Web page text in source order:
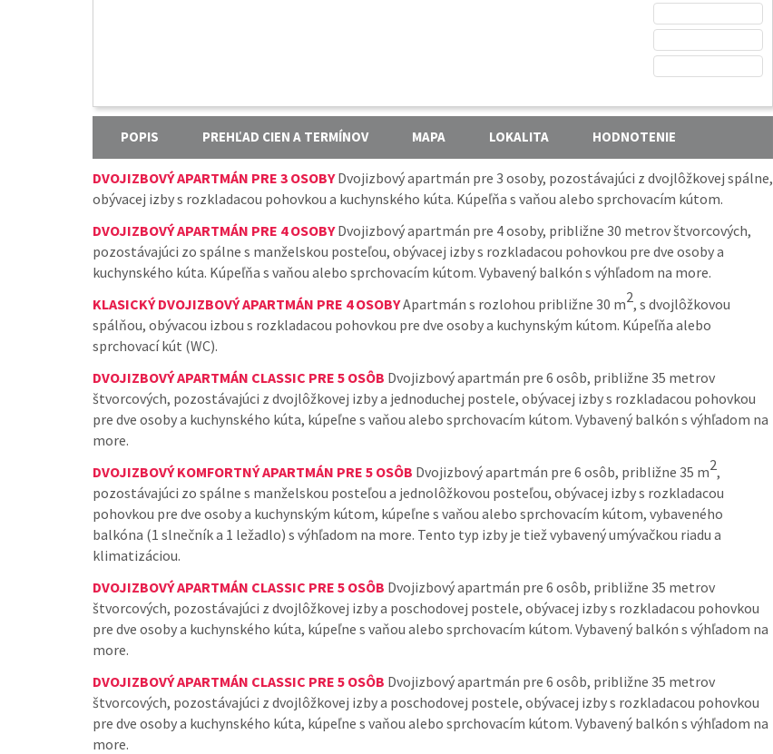
POPIS PREHĽAD CIEN A TERMÍNOV MAPA LOKALITA HODNOTENIE
DVOJIZBOVÝ APARTMÁN PRE 3 OSOBYDvojizbový apartmán pre 3 osoby, pozostávajúci z dvojlôžkovej spálne,
obývacej izby s rozkladacou pohovkou a kuchynského kúta. Kúpeľňa s vaňou alebo sprchovacím kútom.
DVOJIZBOVÝ APARTMÁN PRE 4 OSOBYDvojizbový apartmán pre 4 osoby, približne 30 metrov štvorcových,
pozostávajúci zo spálne s manželskou posteľou, obývacej izby s rozkladacou pohovkou pre dve osoby a
kuchynského kúta. Kúpeľňa s vaňou alebo sprchovacím kútom. Vybavený balkón s výhľadom na more.
KLASICKÝ DVOJIZBOVÝ APARTMÁN PRE 4 OSOBYApartmán s rozlohou približne 30 m2, s dvojlôžkovou
spálňou, obývacou izbou s rozkladacou pohovkou pre dve osoby a kuchynským kútom. Kúpeľňa alebo
sprchovací kút (WC).
DVOJIZBOVÝ APARTMÁN CLASSIC PRE 5 OSÔB Dvojizbový apartmán pre 6 osôb, približne 35 metrov
štvorcových, pozostávajúci z dvojlôžkovej izby a jednoduchej postele, obývacej izby s rozkladacou pohovkou
pre dve osoby a kuchynského kúta, kúpeľne s vaňou alebo sprchovacím kútom. Vybavený balkón s výhľadom na
more.
DVOJIZBOVÝ KOMFORTNÝ APARTMÁN PRE 5 OSÔB Dvojizbový apartmán pre 6 osôb, približne 35 m2,
pozostávajúci zo spálne s manželskou posteľou a jednolôžkovou posteľou, obývacej izby s rozkladacou
pohovkou pre dve osoby a kuchynským kútom, kúpeľne s vaňou alebo sprchovacím kútom, vybaveného
balkóna (1 slnečník a 1 ležadlo) s výhľadom na more. Tento typ izby je tiež vybavený umývačkou riadu a
klimatizáciou.
DVOJIZBOVÝ APARTMÁN CLASSIC PRE 5 OSÔB Dvojizbový apartmán pre 6 osôb, približne 35 metrov
štvorcových, pozostávajúci z dvojlôžkovej izby a poschodovej postele, obývacej izby s rozkladacou pohovkou
pre dve osoby a kuchynského kúta, kúpeľne s vaňou alebo sprchovacím kútom. Vybavený balkón s výhľadom na
more.
DVOJIZBOVÝ APARTMÁN CLASSIC PRE 5 OSÔB Dvojizbový apartmán pre 6 osôb, približne 35 metrov
štvorcových, pozostávajúci z dvojlôžkovej izby a poschodovej postele, obývacej izby s rozkladacou pohovkou
pre dve osoby a kuchynského kúta, kúpeľne s vaňou alebo sprchovacím kútom. Vybavený balkón s výhľadom na
more.